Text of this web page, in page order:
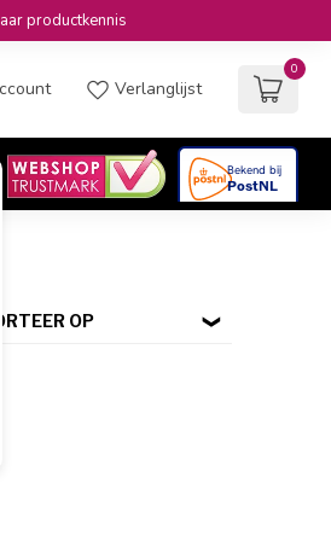
productkennis
Verlanglijst
0
OP